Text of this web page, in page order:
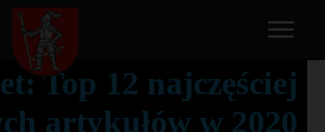
T
g
g
Top 12 najczęściej
artykułów w 2020